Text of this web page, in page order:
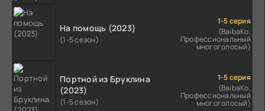
На помощь (2023)
(1-5 сезон)
1-5 серия
(BaibaKo,
Профессиональный
многоголосый)
Портной из Бруклина
(2023)
(1-5 сезон)
1-5 серия
(BaibaKo,
Профессиональный
многоголосый)